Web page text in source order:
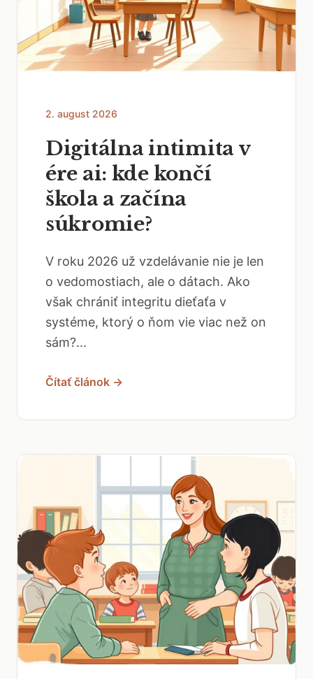
2. august 2026
Digitálna intimita v
ére ai: kde končí
škola a začína
súkromie?
V roku 2026 už vzdelávanie nie je len
o vedomostiach, ale o dátach. Ako
však chrániť integritu dieťaťa v
systéme, ktorý o ňom vie viac než on
sám?...
Čítať článok →